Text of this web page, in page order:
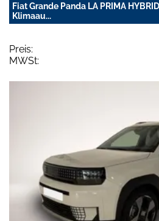
Fiat Grande Panda LA PRIMA
Klimaau...
Preis:
MWSt: